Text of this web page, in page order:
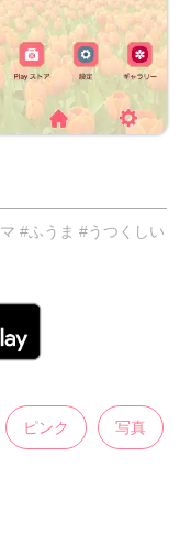
#ふうま #うつくしい
ピンク 写真